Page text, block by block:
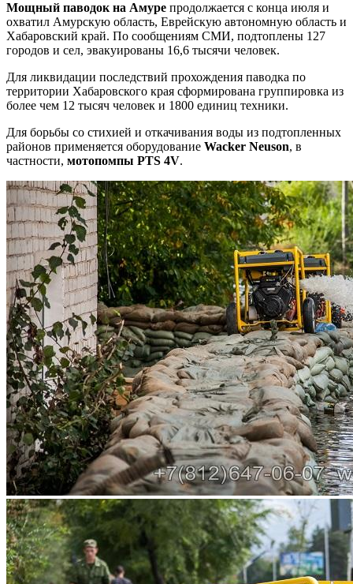
Мощный паводок на Амуре продолжается с конца июля и
охватил Амурскую область, Еврейскую автономную область и
Хабаровский край. По сообщениям СМИ, подтоплены 127
городов и сел, эвакуированы 16,6 тысячи человек.
Для ликвидации последствий прохождения паводка по
территории Хабаровского края сформирована группировка из
более чем 12 тысяч человек и 1800 единиц техники.
Для борьбы со стихией и откачивания воды из подтопленных
районов применяется оборудование Wacker Neuson, в
частности, мотопомпы PTS 4V.